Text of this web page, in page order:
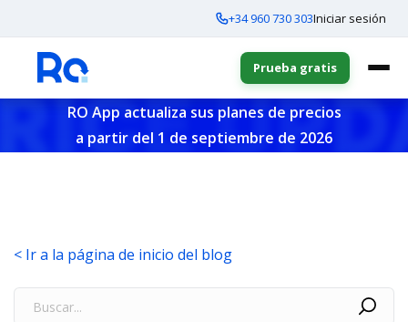
+34 960 730 303Iniciar sesión
Prueba gratis
RO App actualiza sus planes de precios
a partir del 1 de septiembre de 2026
< Ir a la página de inicio del blog